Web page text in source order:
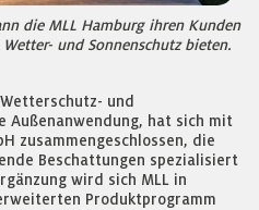
die MLL Hamburg ihren Kunden
und Sonnenschutz bieten.
und
Außenanwendung, hat sich mit
zusammengeschlossen, die
Beschattungen spezialisiert
wird sich MLL in
Produktprogramm